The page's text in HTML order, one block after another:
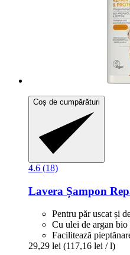
Coș de cumpărături
4.6 (18)
Lavera Șampon
Pentru păr uscat și
Cu ulei de argan
Facilitează
29,29 lei (117,16 lei / l)